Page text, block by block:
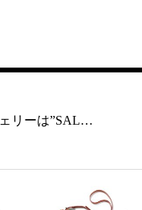
リーは”SAL…